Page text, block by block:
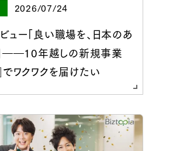
2026/07/24
ュー「良い職場を、日本のあ
――10年越しの新規事業
でワクワクを届けたい